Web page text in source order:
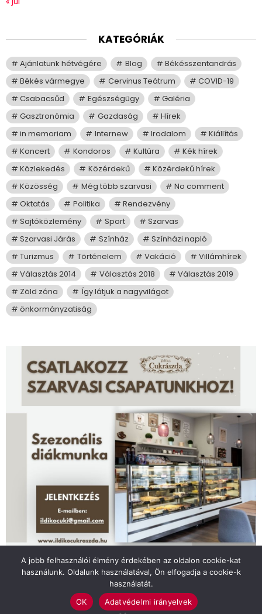
KATEGÓRIÁK
Ajánlatunk hétvégére Blog
Békésszentandrás
Békés vármegye
Cervinus Teátrum
COVID-19
Csabacsűd
Egészségügy
Galéria
Gasztronómia
Gazdaság
Hírek
in memoriam
Internew Irodalom
Kiállítás
Koncert
Kondoros Kultúra
Kék hírek
Közlekedés
Közérdekű
Közérdekű hírek
Közösség
Még több szarvasi
No comment
Oktatás
Politika
Rendezvény
Sajtóközlemény
Sport
Szarvas
Szarvasi Járás
Színház
Színházi napló
Turizmus
Történelem Vakáció
Villámhírek
Választás 2014
Választás 2018
Választás 2019
Zöld zóna
Így látjuk a nagyvilágot
önkormányzatiság
Felhasználási feltételek
Impresszum
A jobb felhasználói élmény érdekében az oldalon cookie-kat
használunk. Oldalunk használatával, Ön elfogadja a cookie-k
használatát.
OK
Adatvédelmi irányelvek